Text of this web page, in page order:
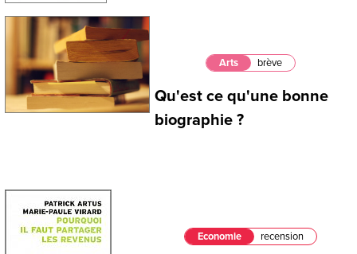
Arts brève
Qu'est ce qu'une bonne
biographie ?
Economie recension